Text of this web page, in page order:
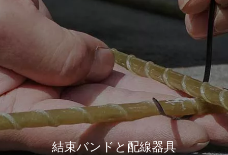
結束バンドと配線器具